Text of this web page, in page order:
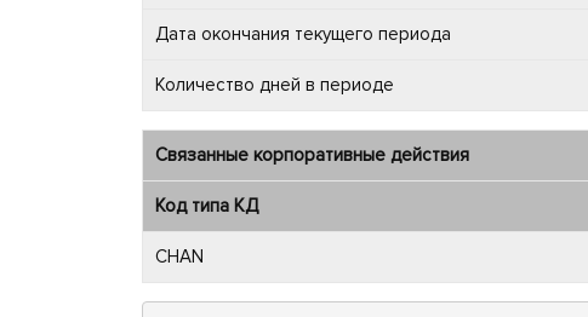
Дата окончания текущего периода
Количество дней в периоде
Связанные корпоративные действия
Код типа КД
CHAN